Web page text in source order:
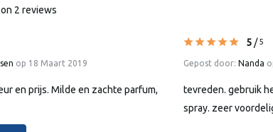
2 reviews
op 18 Maart 2019
en prijs. Milde en zachte parfum,
5/5
Gepost door: Nanda
tevreden. gebruik
spray. zeer